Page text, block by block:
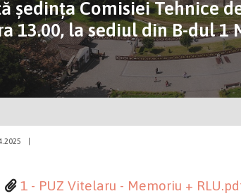
ședința Comisiei Tehnice
13.00, la sediul din B-dul 1
1 - PUZ Vitelaru - Memoriu +